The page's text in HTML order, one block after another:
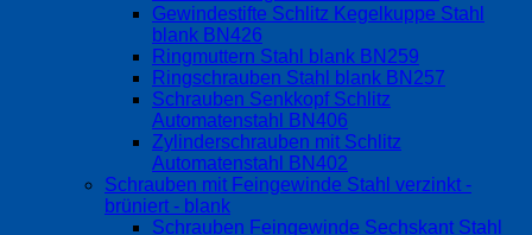
Gewindestifte Schlitz Kegelkuppe Stahl
blank BN426
Ringmuttern Stahl blank BN259
Ringschrauben Stahl blank BN257
Schrauben Senkkopf Schlitz
Automatenstahl BN406
Zylinderschrauben mit Schlitz
Automatenstahl BN402
Schrauben mit Feingewinde Stahl verzinkt -
brüniert - blank
Schrauben Feingewinde Sechskant Stahl